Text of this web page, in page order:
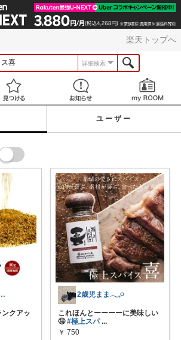
楽天トップへ
詳細検索
見つける お知らせ
ユーザー
りがとうございます✨
クアッ
2歳児まま𓂃𓈒𓏸︎︎︎︎
これほんとーーーーに美味しい
🤤#極上スパ ...
￥ 750